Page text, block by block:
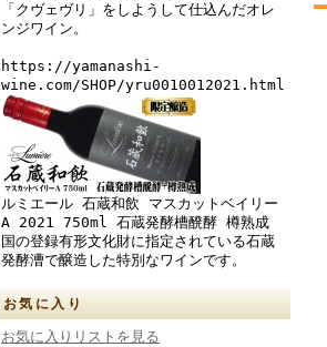
「クヴェヴリ」をしようして仕込んだオレ
ンジワイン。
https://yamanashi-
wine.com/SHOP/yru0010012021.html
ルミエール 石蔵和飲 マスカットベイリー
A 2021 750ml 石蔵発酵槽醗酵 樽熟成
国の登録有形文化財に指定されている石蔵
発酵漕で醸造した特別なワインです。
お気に入り
お気に入りリストを見る